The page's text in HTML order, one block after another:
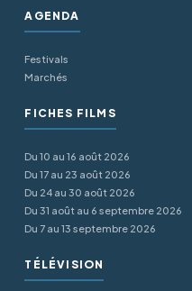
AGENDA
Festivals
Marchés
FICHES FILMS
Du 10 au 16 août 2026
Du 17 au 23 août 2026
Du 24 au 30 août 2026
Du 31 août au 6 septembre 2026
Du 7 au 13 septembre 2026
TÉLÉVISION